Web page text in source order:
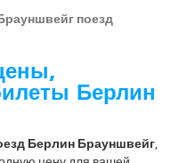
поезд
Берлин
Берлин Брауншвейг